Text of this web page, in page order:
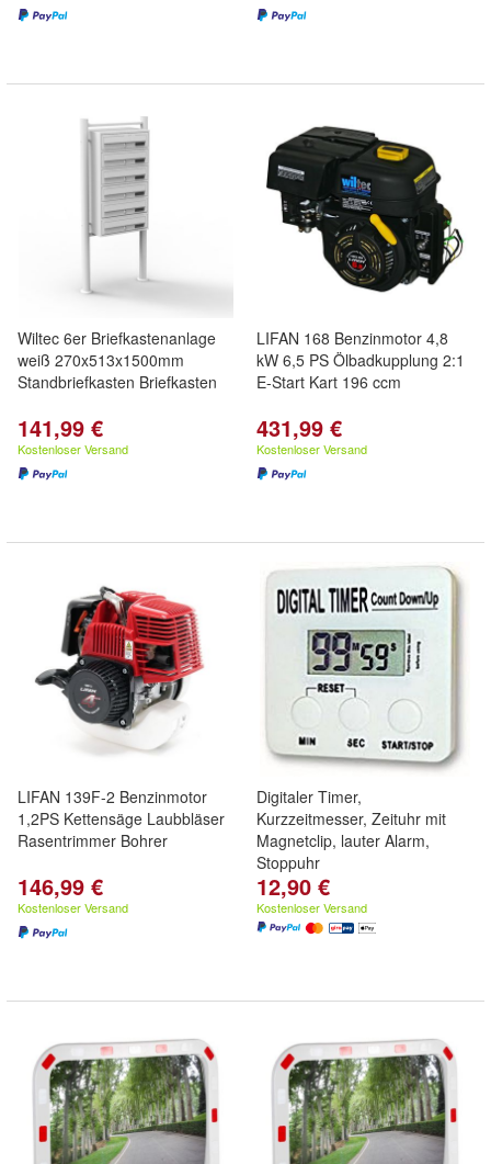
Wiltec 6er Briefkastenanlage
weiß 270x513x1500mm
Standbriefkasten Briefkasten
141,99 €
Kostenloser Versand
LIFAN 168 Benzinmotor 4,8
kW 6,5 PS Ölbadkupplung 2:1
E-Start Kart 196 ccm
431,99 €
Kostenloser Versand
LIFAN 139F-2 Benzinmotor
1,2PS Kettensäge Laubbläser
Rasentrimmer Bohrer
146,99 €
Kostenloser Versand
Digitaler Timer,
Kurzzeitmesser, Zeituhr mit
Magnetclip, lauter Alarm,
Stoppuhr
12,90 €
Kostenloser Versand